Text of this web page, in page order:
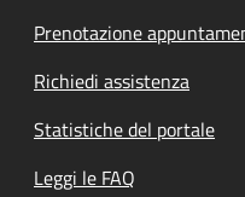
Prenotazione
Richiedi assistenza
Statistiche del portale
Leggi le FAQ